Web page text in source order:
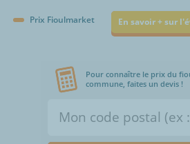
Prix Fioulmarket En savoir + sur
Pour connaître le prix du
commune, faites un devis !